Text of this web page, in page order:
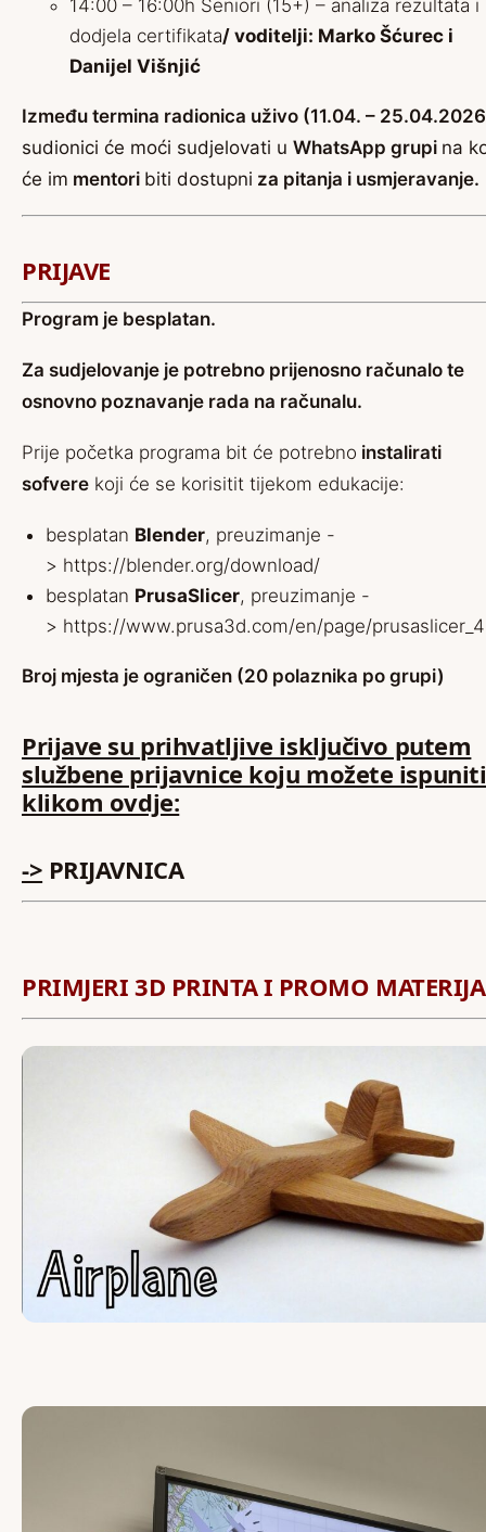
14:00 – 16:00h Seniori (15+) – analiza rezultata i
dodjela certifikata/ voditelji: Marko Šćurec i
Danijel Višnjić
Između termina radionica uživo (11.04. –
sudionici će moći sudjelovati u WhatsApp grupi na
će im mentori biti dostupni za pitanja i usmjeravanje.
PRIJAVE
Program je besplatan.
Za sudjelovanje je potrebno prijenosno računalo te
osnovno poznavanje rada na računalu.
Prije početka programa bit će potrebno instalirati
sofvere koji će se korisitit tijekom edukacije:
besplatan Blender, preuzimanje -
> https://blender.org/download/
besplatan PrusaSlicer, preuzimanje -
> https://www.prusa3d.com/en/page/
Broj mjesta je ograničen (20 polaznika po grupi)
Prijave su prihvatljive isključivo putem
službene prijavnice koju možete ispuniti
klikom ovdje:
-> PRIJAVNICA
PRIMJERI 3D PRINTA I PROMO